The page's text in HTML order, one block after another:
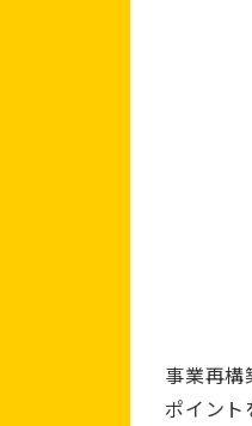
事業再
ポイン